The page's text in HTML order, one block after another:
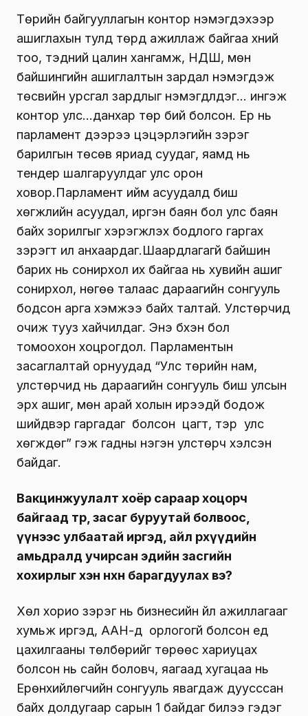
Төрийн байгууллагын контор нэмэг­дэхээр
ашиглахын тулд төрд ажиллаж байгаа хүний
тоо, тэдний цалин хангамж, НДШ, мөн
байшингийн ашиглалтын зардал нэмэгдэж
төсвийн урсгал зардлыг нэмэгдүүлдэг… ингэж
контор улс…данхар төр бий болсон. Ер нь
парламент дээрээ цэцэрлэгийн зэрэг
барилгын төсөв яриад суудаг, яамд нь
тендер шалгаруулдаг улс орон
ховор.Парламент ийм асуудалд биш
хөгжлийн асуудал, иргэн баян бол улс баян
байх зорилгыг хэрэгжүүлэх бодлого гаргах
зэрэгт илүү анхаардаг.Шаардлагагүй байшин
барих нь сонирхол их байгаа нь хувийн ашиг
сонирхол, нөгөө талаас дараагийн сонгууль
бодсон арга хэмжээ байх талтай. Улстөрчид
очиж тууз хайчилдаг. Энэ бүхэн бол
томоохон хоцрогдол. Парламентын
засаглалтай орнуудад “Улс төрийн нам,
улстөрчид нь дараагийн сонгууль биш улсын
эрх ашиг, мөн арай холын ирээдүй бодож
шийдвэр гаргадаг болсон цагт, тэр улс
хөгждөг” гэж гадны нэгэн улстөрч хэлсэн
байдаг.
Вакцинжуулалт хоёр сараар хоцорч
байгаад төр, засаг буруутай болвоос,
үүнээс улбаатай иргэд, айл өрхүүдийн
амьдралд учирсан эдийн засгийн
хохирлыг хэн нөхөн барагдуулах вэ?
Хөл хорио зэрэг нь бизнесийн үйл ажиллагааг
хумьж иргэд, ААН-үүд орлогогүй болсон үед
цахилгааны төлбөрийг төрөөс хариуцах
болсон нь сайн боловч, яагаад хугацаа нь
Ерөнхийлөгчийн сонгууль явагдаж дуусссан
байх долдугаар сарын 1 байдаг билээ гэдэг